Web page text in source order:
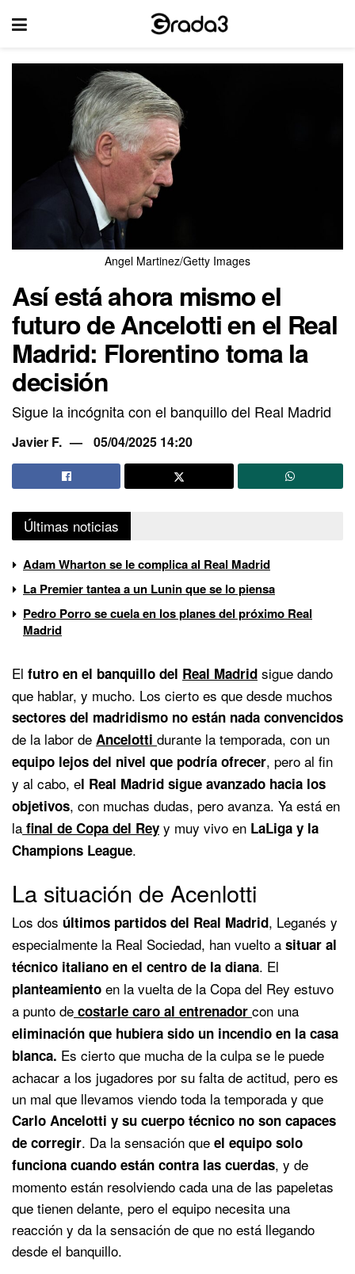
Angel Martinez/Getty Images
Así está ahora mismo el
futuro de Ancelotti en el Real
Madrid: Florentino toma la
decisión
Sigue la incógnita con el banquillo del Real Madrid
Javier F. 05/04/2025 14:20
Últimas noticias
Adam Wharton se le complica al Real Madrid
La Premier tantea a un Lunin que se lo piensa
Pedro Porro se cuela en los planes del próximo Real
Madrid
El futro en el banquillo del Real Madrid sigue dando
que hablar, y mucho. Los cierto es que desde muchos
sectores del madridismo no están nada convencidos
de la labor de Ancelotti durante la temporada, con un
equipo lejos del nivel que podría ofrecer, pero al fin
y al cabo, el Real Madrid sigue avanzado hacia los
objetivos, con muchas dudas, pero avanza. Ya está en
la final de Copa del Rey y muy vivo en LaLiga y la
Champions League.
La situación de Acenlotti
Los dos últimos partidos del Real Madrid, Leganés y
especialmente la Real Sociedad, han vuelto a situar al
técnico italiano en el centro de la diana. El
planteamiento en la vuelta de la Copa del Rey estuvo
a punto de costarle caro al entrenador con una
eliminación que hubiera sido un incendio en la casa
blanca. Es cierto que mucha de la culpa se le puede
achacar a los jugadores por su falta de actitud, pero es
un mal que llevamos viendo toda la temporada y que
Carlo Ancelotti y su cuerpo técnico no son capaces
de corregir. Da la sensación que el equipo solo
funciona cuando están contra las cuerdas, y de
momento están resolviendo cada una de las papeletas
que tienen delante, pero el equipo necesita una
reacción y da la sensación de que no está llegando
desde el banquillo.